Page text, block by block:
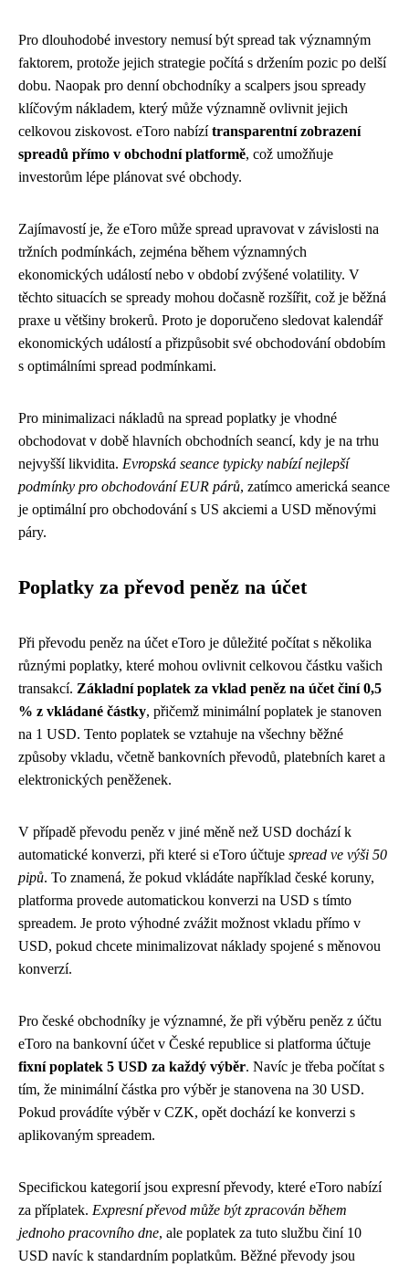
Pro dlouhodobé investory nemusí být spread tak významným
faktorem, protože jejich strategie počítá s držením pozic po delší
dobu. Naopak pro denní obchodníky a scalpers jsou spready
klíčovým nákladem, který může významně ovlivnit jejich
celkovou ziskovost. eToro nabízítransparentní zobrazení
spreadů přímo v obchodní platformě, což umožňuje
investorům lépe plánovat své obchody.
Zajímavostí je, že eToro může spread upravovat v závislosti na
tržních podmínkách, zejména během významných
ekonomických událostí nebo v období zvýšené volatility. V
těchto situacích se spready mohou dočasně rozšířit, což je běžná
praxe u většiny brokerů. Proto je doporučeno sledovat kalendář
ekonomických událostí a přizpůsobit své obchodování obdobím
s optimálními spread podmínkami.
Pro minimalizaci nákladů na spread poplatky je vhodné
obchodovat v době hlavních obchodních seancí, kdy je na trhu
nejvyšší likvidita. Evropská seance typicky nabízí nejlepší
podmínky pro obchodování EUR párů, zatímco americká seance
je optimální pro obchodování s US akciemi a USD měnovými
páry.
Poplatky za převod peněz na účet
Při převodu peněz na účet eToro je důležité počítat s několika
různými poplatky, které mohou ovlivnit celkovou částku vašich
transakcí. Základní poplatek za vklad peněz na účet činí 0,5
% z vkládané částky, přičemž minimální poplatek je stanoven
na 1 USD. Tento poplatek se vztahuje na všechny běžné
způsoby vkladu, včetně bankovních převodů, platebních karet a
elektronických peněženek.
V případě převodu peněz v jiné měně než USD dochází k
automatické konverzi, při které si eToro účtuje spread ve výši 50
pipů. To znamená, že pokud vkládáte například české koruny,
platforma provede automatickou konverzi na USD s tímto
spreadem. Je proto výhodné zvážit možnost vkladu přímo v
USD, pokud chcete minimalizovat náklady spojené s měnovou
konverzí.
Pro české obchodníky je významné, že při výběru peněz z účtu
eToro na bankovní účet v České republice si platforma účtuje
fixní poplatek 5 USD za každý výběr. Navíc je třeba počítat s
tím, že minimální částka pro výběr je stanovena na 30 USD.
Pokud provádíte výběr v CZK, opět dochází ke konverzi s
aplikovaným spreadem.
Specifickou kategorií jsou expresní převody, které eToro nabízí
za příplatek. Expresní převod může být zpracován během
jednoho pracovního dne, ale poplatek za tuto službu činí 10
USD navíc k standardním poplatkům. Běžné převody jsou